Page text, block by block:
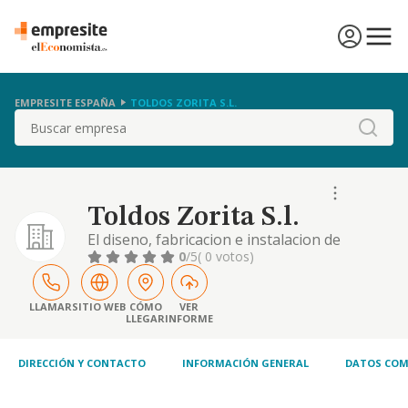
EMPRESITE ESPAÑA TOLDOS ZORITA S.L.
Buscar
Toldos Zorita S.l.
El diseno, fabricacion e instalacion de
sistemas de proteccion solar y la adquisicion,
arrendamiento, explotacion y enajenacion
de inmuebles.
0/5( 0 votos)
LLAMARSITIO WEB CÓMO
LLEGAR
VER
INFORME
DIRECCIÓN Y CONTACTO INFORMACIÓN GENERAL DATOS